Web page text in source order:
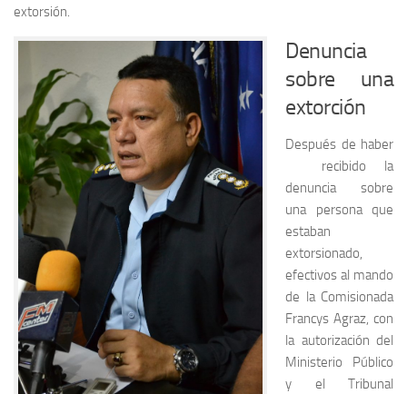
extorsión.
Denuncia
sobre una
extorción
Después de haber
recibido la
denuncia sobre
una persona que
estaban
extorsionado,
efectivos al mando
de la Comisionada
Francys Agraz, con
la autorización del
Ministerio Público
y el Tribunal